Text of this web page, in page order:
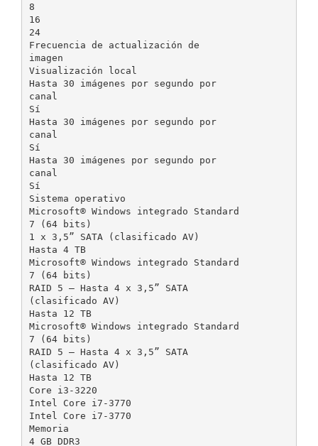
8
16
24
Frecuencia de actualización de
imagen
Visualización local
Hasta 30 imágenes por segundo por
canal
Sí
Hasta 30 imágenes por segundo por
canal
Sí
Hasta 30 imágenes por segundo por
canal
Sí
Sistema operativo
Microsoft® Windows integrado Standard
7 (64 bits)
1 x 3,5” SATA (clasificado AV)
Hasta 4 TB
Microsoft® Windows integrado Standard
7 (64 bits)
RAID 5 — Hasta 4 x 3,5” SATA
(clasificado AV)
Hasta 12 TB
Microsoft® Windows integrado Standard
7 (64 bits)
RAID 5 — Hasta 4 x 3,5” SATA
(clasificado AV)
Hasta 12 TB
Core i3-3220
Intel Core i7-3770
Intel Core i7-3770
Memoria
4 GB DDR3